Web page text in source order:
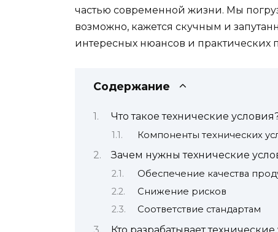
частью современной жизни. Мы
возможно, кажется скучным и
интересных нюансов и практических
Содержание
Что такое технические
Компоненты технических
Зачем нужны технические
Обеспечение качества
Снижение рисков
Соответствие стандартам